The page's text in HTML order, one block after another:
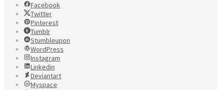
Facebook
Twitter
Pinterest
Tumblr
Stumbleupon
WordPress
Instagram
Linkedin
Deviantart
Myspace